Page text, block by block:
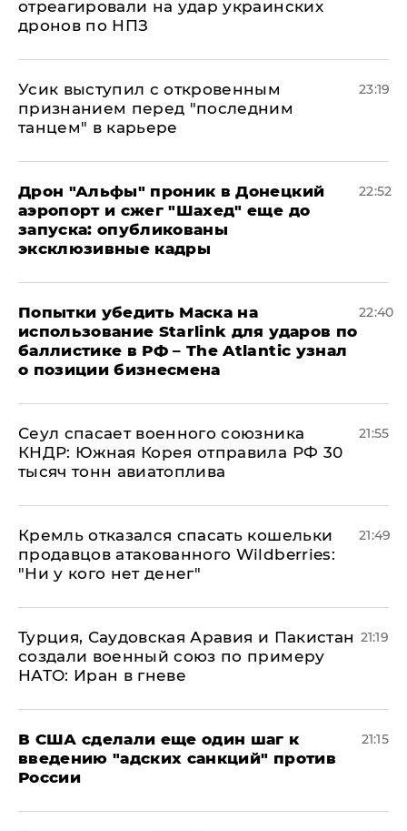
отреагировали на удар украинских
дронов по НПЗ
Усик выступил с откровенным
признанием перед "последним
танцем" в карьере
23:19
Дрон "Альфы" проник в Донецкий
аэропорт и сжег "Шахед" еще до
запуска: опубликованы
эксклюзивные кадры
22:52
Попытки убедить Маска на
использование Starlink для ударов по
баллистике в РФ – The Atlantic узнал
о позиции бизнесмена
22:40
​Сеул спасает военного союзника
КНДР: Южная Корея отправила РФ 30
тысяч тонн авиатоплива
21:55
Кремль отказался спасать кошельки
продавцов атакованного Wildberries:
"Ни у кого нет денег"
21:49
Турция, Саудовская Аравия и Пакистан
создали военный союз по примеру
НАТО: Иран в гневе
21:19
В США сделали еще один шаг к
введению "адских санкций" против
России
21:15